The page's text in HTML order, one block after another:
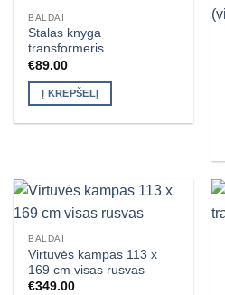
BALDAI
Stalas knyga
transformeris
€89.00
Į KREPŠELĮ
BALDAI
Virtuvės kampas 113 x
169 cm visas rusvas
€349.00